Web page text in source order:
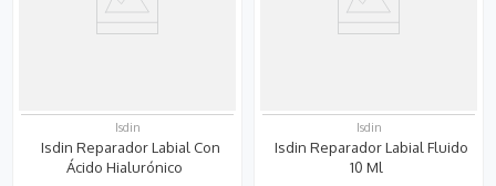
Isdin
Isdin Reparador Labial Con
Ácido Hialurónico
Isdin
Isdin Reparador Labial Fluido
10 Ml